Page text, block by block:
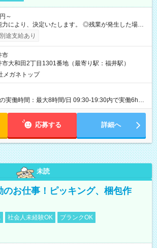
～
、決定いたします。 ◎残業が発生した場合
間外手当を支給します。 【試用期間】試用期間
間の長さ：3ヶ月 雇用形態、給与は本採用時と同じ
途支給あり
市
大和田2丁目1301番地（最寄り駅：福井駅）
メガネトップ
実働時間：最大8時間/日 09:30-19:30内で実働6h
、 土日含む週3日以上勤務できる方 （シフト例）
不可
応募する 詳細へ
未読
のお仕事！ピッキング、梱包作
社会人未経験OK
ブランクOK